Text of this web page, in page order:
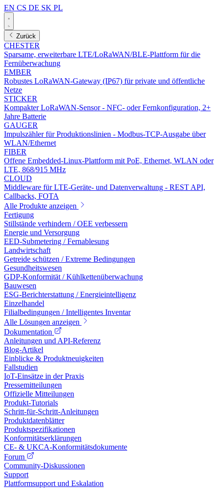
EN CS DE SK PL
Zurück
CHESTER
Sparsame, erweiterbare LTE/LoRaWAN/BLE-Plattform für die
Fernüberwachung
EMBER
Robustes LoRaWAN-Gateway (IP67) für private und öffentliche
Netze
STICKER
Kompakter LoRaWAN-Sensor - NFC- oder Fernkonfiguration, 2+
Jahre Batterie
GAUGER
Impulszähler für Produktionslinien - Modbus-TCP-Ausgabe über
WLAN/Ethernet
FIBER
Offene Embedded-Linux-Plattform mit PoE, Ethernet, WLAN oder
LTE, 868/915 MHz
CLOUD
Middleware für LTE-Geräte- und Datenverwaltung - REST API,
Callbacks, FOTA
Alle Produkte anzeigen
Fertigung
Stillstände verhindern / OEE verbessern
Energie und Versorgung
EED-Submetering / Fernablesung
Landwirtschaft
Getreide schützen / Extreme Bedingungen
Gesundheitswesen
GDP-Konformität / Kühlkettenüberwachung
Bauwesen
ESG-Berichterstattung / Energieintelligenz
Einzelhandel
Filialbedingungen / Intelligentes Inventar
Alle Lösungen anzeigen
Dokumentation
Anleitungen und API-Referenz
Blog-Artikel
Einblicke & Produktneuigkeiten
Fallstudien
IoT-Einsätze in der Praxis
Pressemitteilungen
Offizielle Mitteilungen
Produkt-Tutorials
Schritt-für-Schritt-Anleitungen
Produktdatenblätter
Produktspezifikationen
Konformitätserklärungen
CE- & UKCA-Konformitätsdokumente
Forum
Community-Diskussionen
Support
Plattformsupport und Eskalation